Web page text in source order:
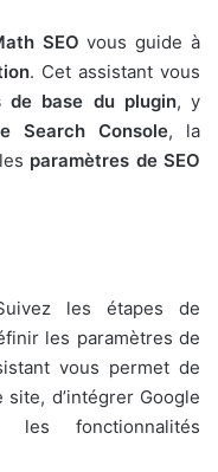
SEO vous guide à
. Cet assistant vous
de base du plugin, y
Search Console, la
paramètres de SEO
les étapes de
les paramètres de
vous permet de
d’intégrer Google
les fonctionnalités